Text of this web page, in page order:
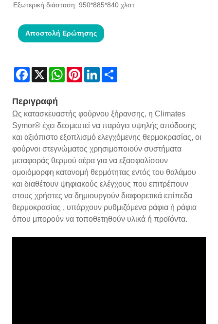
Εξωτερική διάσταση: 950*885*840 χλστ
Αποστολή Ερώτησης
Facebook
X WhatsAppPinterestLinkedIn
Περιγραφή
Ως κατασκευαστής φούρνου ξήρανσης, η Climates
Symor® έχει δεσμευτεί να παράγει υψηλής απόδοσης
και αξιόπιστο εξοπλισμό ελεγχόμενης θερμοκρασίας, οι
φούρνοι στεγνώματος χρησιμοποιούν συστήματα
μεταφοράς θερμού αέρα για να εξασφαλίσουν
ομοιόμορφη κατανομή θερμότητας εντός του θαλάμου
και διαθέτουν ψηφιακούς ελέγχους που επιτρέπουν
στους χρήστες να δημιουργούν διαφορετικά επίπεδα
θερμοκρασίας , υπάρχουν ρυθμιζόμενα ράφια ή ράφια
όπου μπορούν να τοποθετηθούν υλικά ή προϊόντα.